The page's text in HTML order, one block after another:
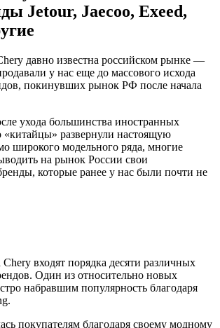
Jetour, Jaecoo, Exeed,
давно известна российском рынке —
у нас еще до массового исхода
покинувших рынок РФ после начала
ухода большинства иностранных
развернули настоящую
широкого модельного ряда, многие
на рынок России свои
которые ранее у нас были почти не
входят порядка десяти различных
Один из относительно новых
набравшим популярность благодаря
покупателям благодаря своему модному